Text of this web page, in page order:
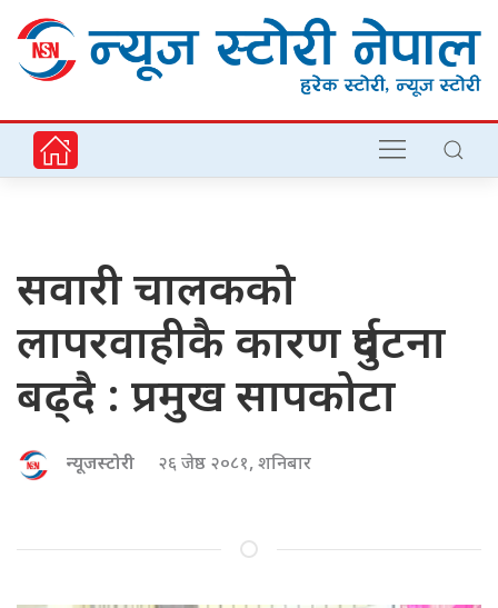
सवारी चालकको
लापरवाहीकै कारण दुर्घटना
बढ्दै : प्रमुख सापकोटा
न्यूजस्टोरी २६ जेष्ठ २०८१, शनिबार